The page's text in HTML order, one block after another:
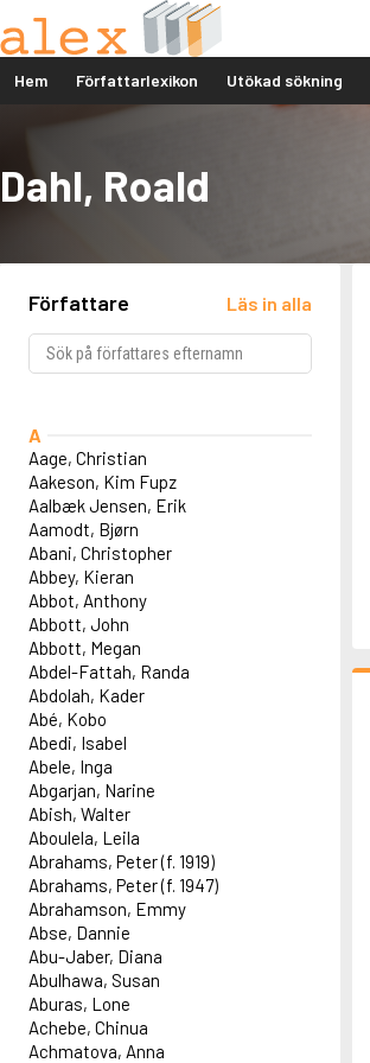
Hem Författarlexikon Utökad sökning
Dahl, Roald
Författare Läs in alla
A
Aage, Christian
Aakeson, Kim Fupz
Aalbæk Jensen, Erik
Aamodt, Bjørn
Abani, Christopher
Abbey, Kieran
Abbot, Anthony
Abbott, John
Abbott, Megan
Abdel-Fattah, Randa
Abdolah, Kader
Abé, Kobo
Abedi, Isabel
Abele, Inga
Abgarjan, Narine
Abish, Walter
Aboulela, Leila
Abrahams, Peter (f. 1919)
Abrahams, Peter (f. 1947)
Abrahamson, Emmy
Abse, Dannie
Abu-Jaber, Diana
Abulhawa, Susan
Aburas, Lone
Achebe, Chinua
Achmatova, Anna